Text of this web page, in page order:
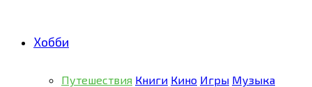
Хобби
Путешествия Книги Кино Игры Музыка